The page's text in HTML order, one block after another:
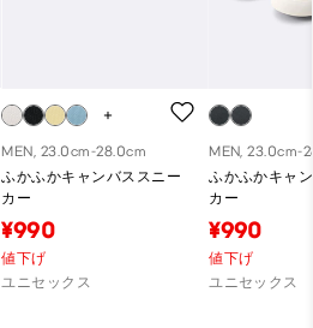
MEN, 23.0cm-28.0cm
ふかふかキャンバススニー
カー
¥990
値下げ
ユニセックス
MEN, 23.0cm-
ふかふかキャ
カー
¥990
値下げ
ユニセックス